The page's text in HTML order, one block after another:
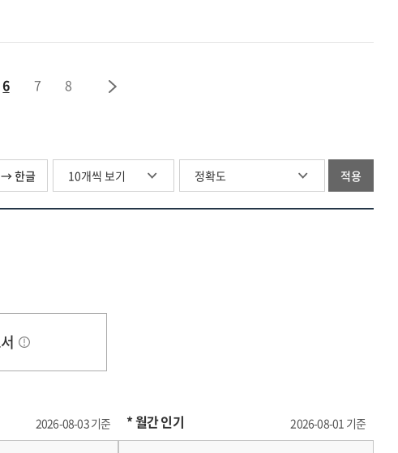
status
analysis
and
public
research
6 7 8
한자 → 한글 적용
2026-08-03 기준 * 월간 인기 2026-08-01 기준